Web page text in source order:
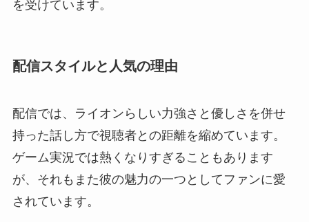
を受けています。
配信スタイルと人気の理由
配信では、ライオンらしい力強さと優しさを併せ
持った話し方で視聴者との距離を縮めています。
ゲーム実況では熱くなりすぎることもあります
が、それもまた彼の魅力の一つとしてファンに愛
されています。